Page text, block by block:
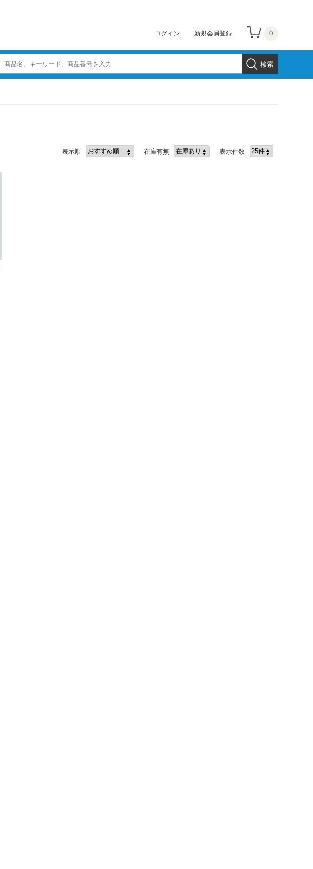
ログイン 新規会員登録 0
表示順 在庫有無 表示件数